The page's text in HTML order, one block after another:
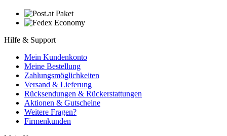
Hilfe & Support
Mein Kundenkonto
Meine Bestellung
Zahlungsmöglichkeiten
Versand & Lieferung
Rücksendungen & Rückerstattungen
Aktionen & Gutscheine
Weitere Fragen?
Firmenkunden